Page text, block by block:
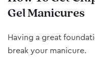
Gel Manicures
Having a great
break your manicure.